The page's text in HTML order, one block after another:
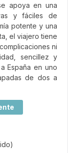
apoya en una
y fáciles de
potente y una
el viajero tiene
ni
sencillez y
España en uno
de dos a
del suroeste
siguiente: